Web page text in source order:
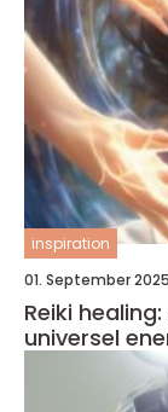
inspiration
01. September 2025
Reiki
universel